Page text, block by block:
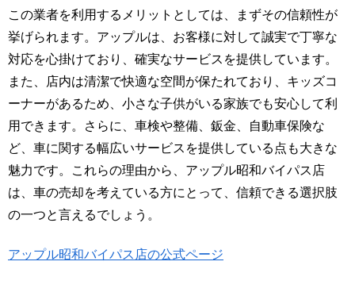
この業者を利用するメリットとしては、まずその信頼性が
挙げられます。アップルは、お客様に対して誠実で丁寧な
対応を心掛けており、確実なサービスを提供しています。
また、店内は清潔で快適な空間が保たれており、キッズコ
ーナーがあるため、小さな子供がいる家族でも安心して利
用できます。さらに、車検や整備、鈑金、自動車保険な
ど、車に関する幅広いサービスを提供している点も大きな
魅力です。これらの理由から、アップル昭和バイパス店
は、車の売却を考えている方にとって、信頼できる選択肢
の一つと言えるでしょう。
アップル昭和バイパス店の公式ページ